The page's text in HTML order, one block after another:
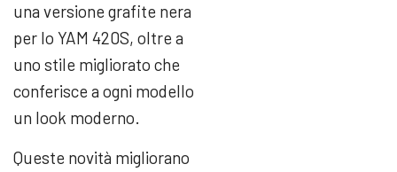
una versione grafite nera
per lo YAM 420S, oltre a
uno stile migliorato che
conferisce a ogni modello
un look moderno.
Queste novità migliorano